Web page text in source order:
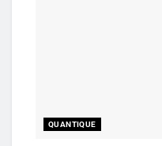
QUANTIQUE